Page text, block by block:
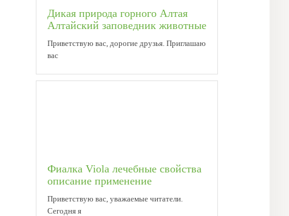
Дикая природа горного Алтая
Алтайский заповедник животные
Приветствую вас, дорогие друзья. Приглашаю
вас
Фиалка Viola лечебные свойства
описание применение
Приветствую вас, уважаемые читатели.
Сегодня я